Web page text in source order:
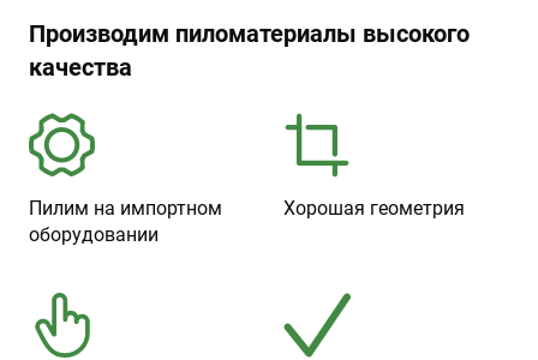
Производим пиломатериалы высокого
качества
Пилим на импортном
оборудовании
Хорошая геометрия